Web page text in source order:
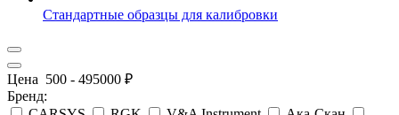
Стандартные образцы для калибровки
Цена 500 - 495000 ₽
Бренд: